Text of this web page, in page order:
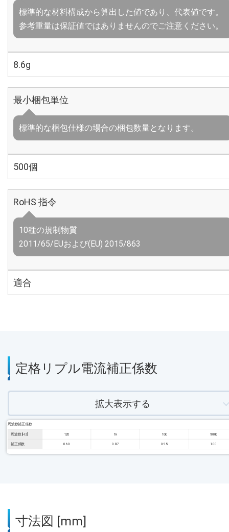
標準的な材料構成から算出した値であり、代表値です。
参考重量は保証値ではありませんのでご注意ください。
8.6g
最小梱包単位
標準的な梱包仕様の場合の梱包数量となります。
500個
RoHS 指令
10種の規制物質
2011/65/EUおよび(EU) 2015/863
適合
定格リプル電流補正係数
拡大表示する
周波数補正係数
周波数 [Hz] 120 1k 10k 100k
補正係数 0.60 0.87 0.95 1.00
寸法図 [mm]